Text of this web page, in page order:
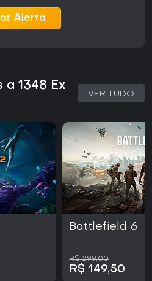
Alerta
a 1348 Ex
VER TUDO
Battlefield 6
R$ 299,00
R$ 149,50